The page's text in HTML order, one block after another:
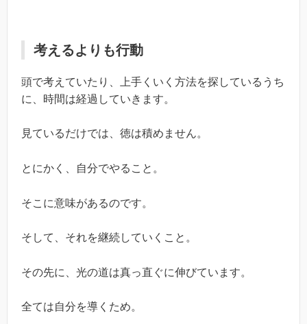
考えるよりも行動
頭で考えていたり、上手くいく方法を探しているうち
に、時間は経過していきます。
見ているだけでは、徳は積めません。
とにかく、自分でやること。
そこに意味があるのです。
そして、それを継続していくこと。
その先に、光の道は真っ直ぐに伸びています。
全ては自分を導くため。